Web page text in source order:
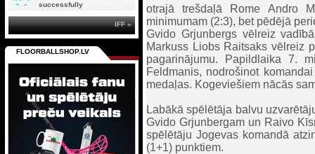
otrajā trešdaļā Rome Andro
minimumam (2:3), bet pēdējā
Gvido Grjunbergs vēlreiz
Markuss Liobs Raitsaks vēlreiz
pagarinājumu. Papildlaika 7.
Feldmanis, nodrošinot
medaļas. Kogeviešiem nācās
Labākā spēlētāja balvu
Gvido Grjunbergam un Raivo
spēlētāju Jogevas komandā
(1+1) punktiem.
successfully
IFF »
FLOORBALLSHOP.LV